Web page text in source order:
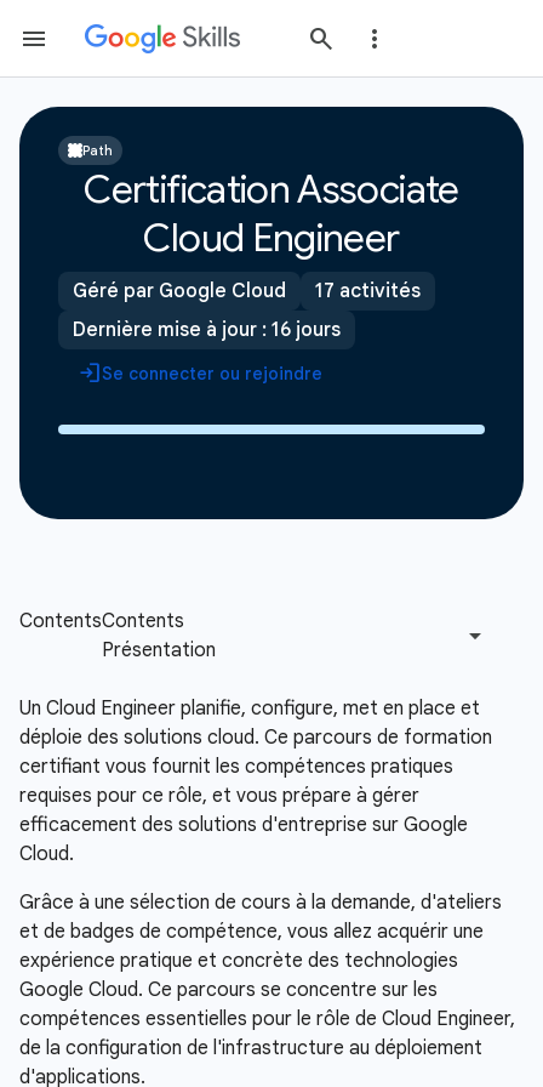
Path
Certification Associate
Cloud Engineer
Géré par Google Cloud
17 activités
Dernière mise à jour : 16 jours
Se connecter ou rejoindre
Un Cloud Engineer planifie, configure, met en place et
déploie des solutions cloud. Ce parcours de formation
certifiant vous fournit les compétences pratiques
requises pour ce rôle, et vous prépare à gérer
efficacement des solutions d'entreprise sur Google
Cloud.
Grâce à une sélection de cours à la demande, d'ateliers
et de badges de compétence, vous allez acquérir une
expérience pratique et concrète des technologies
Google Cloud. Ce parcours se concentre sur les
compétences essentielles pour le rôle de Cloud Engineer,
de la configuration de l'infrastructure au déploiement
d'applications.